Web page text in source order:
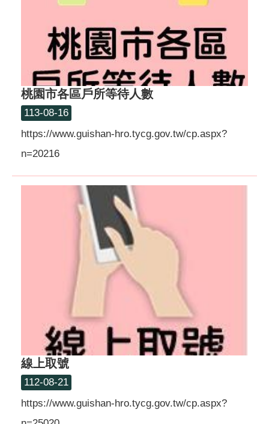
桃園市各區戶所等待人數
113-08-16
https://www.guishan-hro.tycg.gov.tw/cp.aspx?
n=20216
線上取號
112-08-21
https://www.guishan-hro.tycg.gov.tw/cp.aspx?